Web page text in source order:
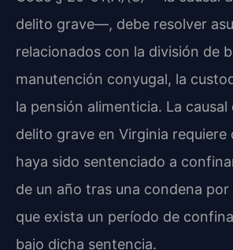
delito grave—, debe resolver
relacionados con la división de
manutención conyugal, la
la pensión alimenticia. La
delito grave en Virginia requiere
haya sido sentenciado a
de un año tras una condena
que exista un período de
bajo dicha sentencia.